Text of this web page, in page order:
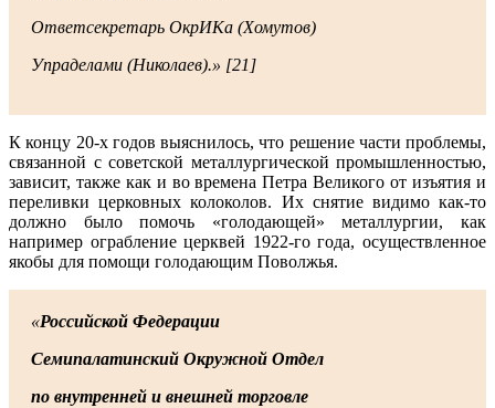
Ответсекретарь ОкрИКа (Хомутов)
Упраделами (Николаев).» [21]
К концу 20-х годов выяснилось, что решение части проблемы,
связанной с советской металлургической промышленностью,
зависит, также как и во времена Петра Великого от изъятия и
переливки церковных колоколов. Их снятие видимо как-то
должно было помочь «голодающей» металлургии, как
например ограбление церквей 1922-го года, осуществленное
якобы для помощи голодающим Поволжья.
«Российской Федерации
Семипалатинский Окружной Отдел
по внутренней и внешней торговле